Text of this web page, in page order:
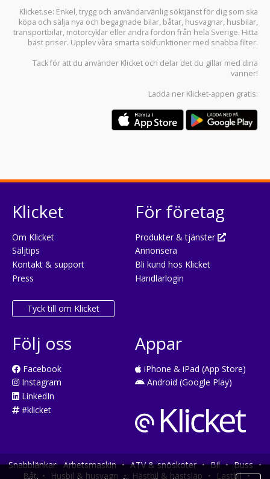
Klicket.se: Enkel, trygg och användarvänlig söktjänst för dig som ska
köpa och sälja nya och begagnade bilar, båtar, husvagnar, husbilar,
transportbilar, motorcyklar eller andra fordon från hela Sverige. Hitta
bäst priser. Upplev våra smarta sökfunktioner med snabba filter.
Tack för att du använder Klicket och delar det du gillar med dina
vänner!
Ladda ner Klicket-appen gratis:
Klicket
Om Klicket
Säljtips
Kontakt & support
Press
Tyck till om Klicket
För företag
Produkter & tjänster
Annonsera
Bli kund hos Klicket
Handlarlogin
Följ oss
Facebook
Instagram
LinkedIn
#klicket
Appar
iPhone & iPad (App Store)
Android (Google Play)
Snabblänkar: Arbetsmaskin • ATV & snöskoter • Bil • Buss •
Båt • Husbil & husvagn • Hästbil & hästsläp • Lastbil •